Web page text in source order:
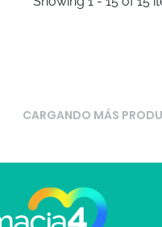
CARGANDO MÁS